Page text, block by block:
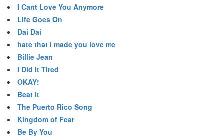
I Cant Love You Anymore
Life Goes On
Dai Dai
hate that i made you love me
Billie Jean
I Did It Tired
OKAY!
Beat It
The Puerto Rico Song
Kingdom of Fear
Be By You